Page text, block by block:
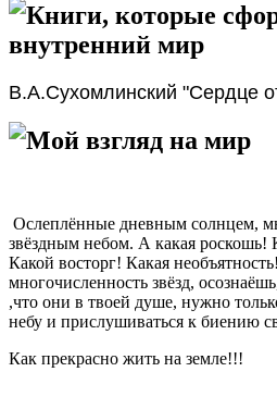
Книги, которые
внутренний мир
В.А.Сухомлинский "Сердце
Мой взгляд на мир
Ослеплённые дневным солнцем,
звёздным небом. А какая роскошь!
Какой восторг! Какая
многочисленность звёзд,
,что они в твоей душе, нужно
небу и прислушиваться к биению
Как прекрасно жить на земле!!!